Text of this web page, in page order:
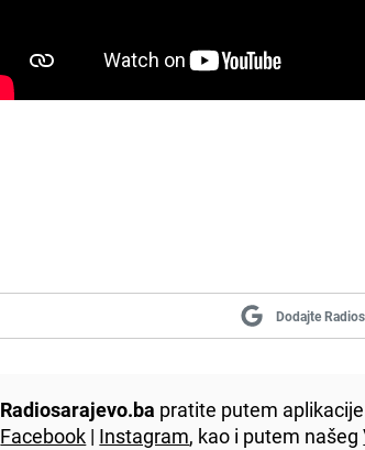
Dodajte
Radiosarajevo.ba pratite putem
Facebook | Instagram, kao i putem našeg